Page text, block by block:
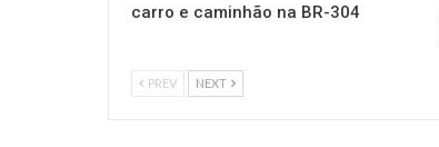
carro e caminhão na BR-304
PREV NEXT